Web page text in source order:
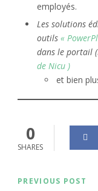
employés.
Les solutions
outils «
dans le portail
de Nicu )
et bien
0
SHARES
PREVIOUS POST